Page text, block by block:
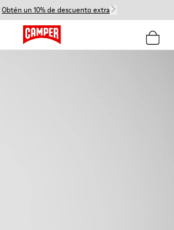
Obtén un 10% de descuento extra